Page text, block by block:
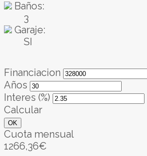
Baños:
3
Garaje:
SI
Financiacion
Años
Interes (%)
Calcular
OK
Cuota mensual
1266,36€